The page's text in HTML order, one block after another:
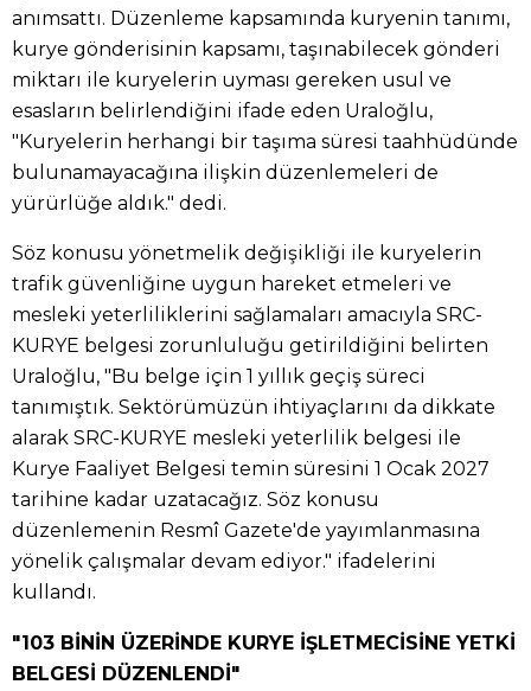
anımsattı. Düzenleme kapsamında kuryenin tanımı,
kurye gönderisinin kapsamı, taşınabilecek gönderi
miktarı ile kuryelerin uyması gereken usul ve
esasların belirlendiğini ifade eden Uraloğlu,
"Kuryelerin herhangi bir taşıma süresi taahhüdünde
bulunamayacağına ilişkin düzenlemeleri de
yürürlüğe aldık." dedi.
Söz konusu yönetmelik değişikliği ile kuryelerin
trafik güvenliğine uygun hareket etmeleri ve
mesleki yeterliliklerini sağlamaları amacıyla SRC-
KURYE belgesi zorunluluğu getirildiğini belirten
Uraloğlu, "Bu belge için 1 yıllık geçiş süreci
tanımıştık. Sektörümüzün ihtiyaçlarını da dikkate
alarak SRC-KURYE mesleki yeterlilik belgesi ile
Kurye Faaliyet Belgesi temin süresini 1 Ocak 2027
tarihine kadar uzatacağız. Söz konusu
düzenlemenin Resmî Gazete'de yayımlanmasına
yönelik çalışmalar devam ediyor." ifadelerini
kullandı.
"103 BİNİN ÜZERİNDE KURYE İŞLETMECİSİNE YETKİ
BELGESİ DÜZENLENDİ"